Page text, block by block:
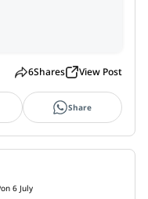
6Shares View Post
Share
on 6 July